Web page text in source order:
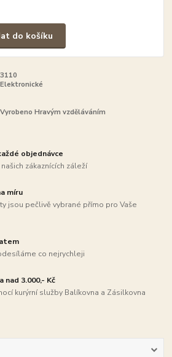
do košíku
3110
Elektronické
Vyrobeno Hravým vzděláváním
objednávce
zákaznících záleží
míru
jsou pečlivě vybrané přímo pro Vaše
co nejrychleji
nad 3.000,- Kč
kurýrní služby Balíkovna a Zásilkovna